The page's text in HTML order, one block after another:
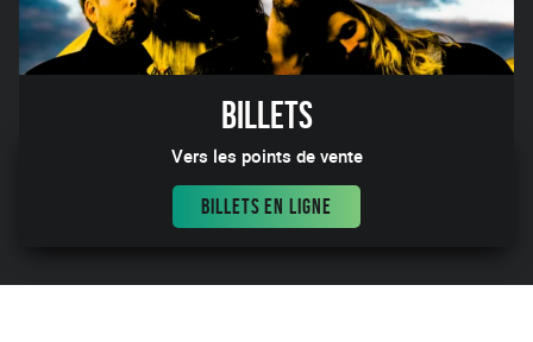
Billets
Vers les points de vente
BILLETS EN LIGNE